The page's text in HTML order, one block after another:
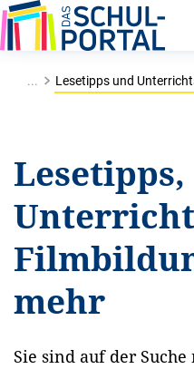
... Lesetipps und
Lesetipps,
mehr
Sie sind auf der